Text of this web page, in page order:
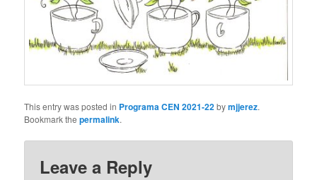
This entry was posted in Programa CEN 2021-22bymjjerez.
Bookmark thepermalink.
Leave a Reply